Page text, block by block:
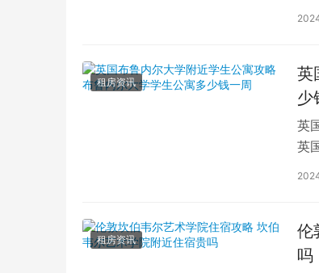
租房资讯
英
少
英
英
租房资讯
伦
吗